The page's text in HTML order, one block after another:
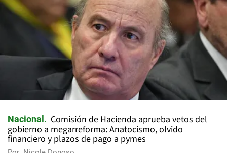
Nacional
Comisión de Hacienda aprueba vetos del
gobierno a megarreforma: Anatocismo, olvido
financiero y plazos de pago a pymes